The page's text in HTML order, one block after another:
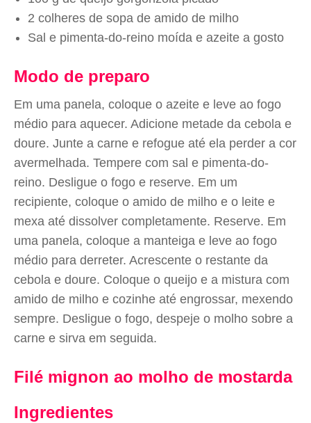
2 colheres de sopa de amido de milho
Sal e pimenta-do-reino moída e azeite a gosto
Modo de preparo
Em uma panela, coloque o azeite e leve ao fogo
médio para aquecer. Adicione metade da cebola e
doure. Junte a carne e refogue até ela perder a cor
avermelhada. Tempere com sal e pimenta-do-
reino. Desligue o fogo e reserve. Em um
recipiente, coloque o amido de milho e o leite e
mexa até dissolver completamente. Reserve. Em
uma panela, coloque a manteiga e leve ao fogo
médio para derreter. Acrescente o restante da
cebola e doure. Coloque o queijo e a mistura com
amido de milho e cozinhe até engrossar, mexendo
sempre. Desligue o fogo, despeje o molho sobre a
carne e sirva em seguida.
Filé mignon ao molho de mostarda
Ingredientes